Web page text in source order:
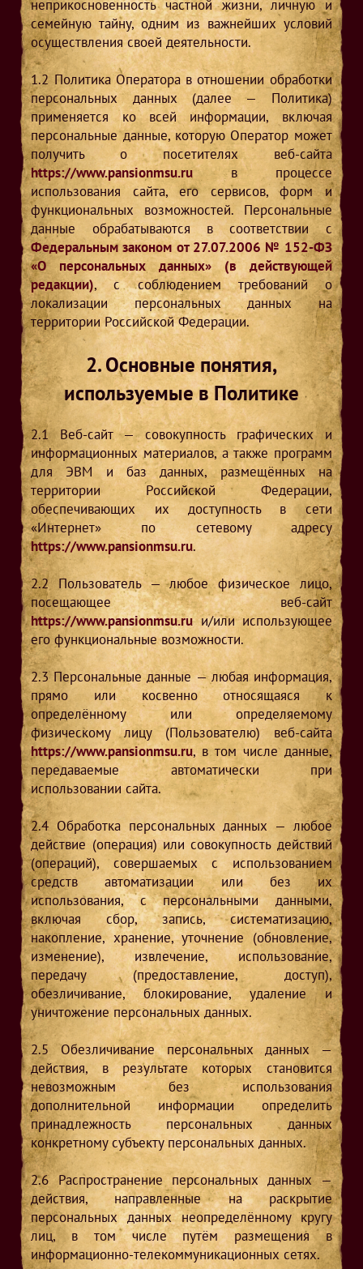
неприкосновенность частной жизни, личную и
семейную тайну, одним из важнейших условий
осуществления своей деятельности.
1.2 Политика Оператора в отношении обработки
персональных данных (далее — Политика)
применяется ко всей информации, включая
персональные данные, которую Оператор может
получить о посетителях веб-сайта
https://www.pansionmsu.ruв процессе
использования сайта, его сервисов, форм и
функциональных возможностей. Персональные
данные обрабатываются в соответствии с
Федеральным законом от 27.07.2006 № 152-ФЗ
«О персональных данных» (в действующей
редакции), с соблюдением требований о
локализации персональных данных на
территории Российской Федерации.
2. Основные понятия,
используемые в Политике
2.1Веб-сайт — совокупность графических и
информационных материалов, а также программ
для ЭВМ и баз данных, размещённых на
территории Российской Федерации,
обеспечивающих их доступность в сети
«Интернет» по сетевому адресу
https://www.pansionmsu.ru.
2.2Пользователь — любое физическое лицо,
посещающее веб-сайт
https://www.pansionmsu.ruи/или использующее
его функциональные возможности.
2.3Персональные данные — любая информация,
прямо или косвенно относящаяся к
определённому или определяемому
физическому лицу (Пользователю) веб-сайта
https://www.pansionmsu.ru, в том числе данные,
передаваемые автоматически при
использовании сайта.
2.4Обработка персональных данных — любое
действие (операция) или совокупность действий
(операций), совершаемых с использованием
средств автоматизации или без их
использования, с персональными данными,
включая сбор, запись, систематизацию,
накопление, хранение, уточнение (обновление,
изменение), извлечение, использование,
передачу (предоставление, доступ),
обезличивание, блокирование, удаление и
уничтожение персональных данных.
2.5 Обезличивание персональных данных —
действия, в результате которых становится
невозможным без использования
дополнительной информации определить
принадлежность персональных данных
конкретному субъекту персональных данных.
2.6Распространение персональных данных —
действия, направленные на раскрытие
персональных данных неопределённому кругу
лиц, в том числе путём размещения в
информационно-телекоммуникационных сетях.